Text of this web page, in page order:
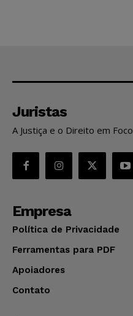
Juristas
A Justiça e o Direito em Foco
Empresa
Política de Privacidade
Ferramentas para PDF
Apoiadores
Contato